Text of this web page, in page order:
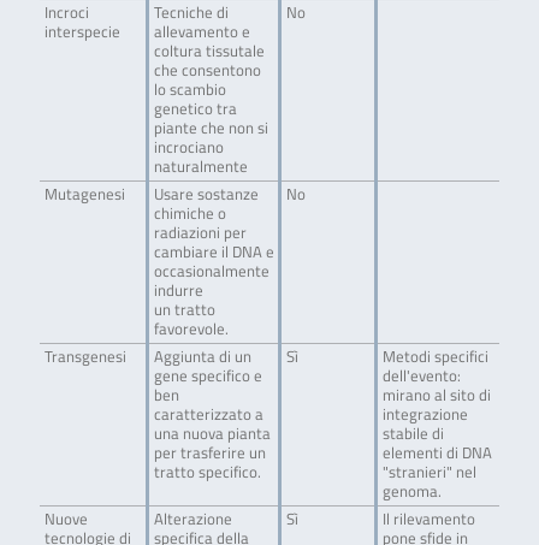
Incroci
interspecie
Tecniche di
allevamento e
coltura tissutale
che consentono
lo scambio
genetico tra
piante che non si
incrociano
naturalmente
No
Mutagenesi
Usare sostanze
chimiche o
radiazioni per
cambiare il DNA e
occasionalmente
indurre
un tratto
favorevole.
No
Transgenesi
Aggiunta di un
gene specifico e
ben
caratterizzato a
una nuova pianta
per trasferire un
tratto specifico.
Sì
Metodi specifici
dell'evento:
mirano al sito di
integrazione
stabile di
elementi di DNA
"stranieri" nel
genoma.
Nuove
tecnologie di
Alterazione
specifica della
Sì
Il rilevamento
pone sfide in